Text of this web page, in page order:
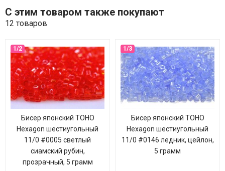
С этим товаром также покупают
12 товаров
Бисер японский TOHO
Hexagon шестиугольный
11/0 #0005 светлый
сиамский рубин,
прозрачный, 5 грамм
Бисер японский TOHO
Hexagon шестиугольный
11/0 #0146 ледник, цейлон,
5 грамм